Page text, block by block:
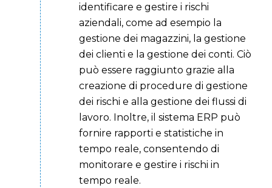
identificare e gestire i rischi
aziendali, come ad esempio la
gestione dei magazzini, la gestione
dei clienti e la gestione dei conti. Ciò
può essere raggiunto grazie alla
creazione di procedure di gestione
dei rischi e alla gestione dei flussi di
lavoro. Inoltre, il sistema ERP può
fornire rapporti e statistiche in
tempo reale, consentendo di
monitorare e gestire i rischi in
tempo reale.